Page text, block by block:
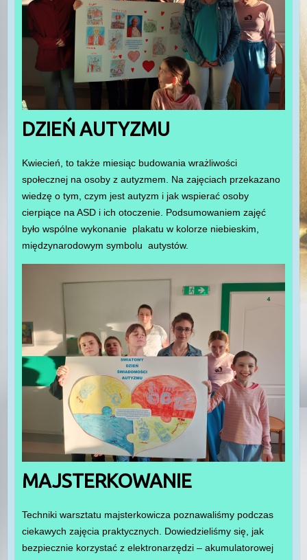
DZIEŃ AUTYZMU
Kwiecień, to także miesiąc budowania wrażliwości
społecznej na osoby z autyzmem. Na zajęciach przekazano
wiedzę o tym, czym jest autyzm i jak wspierać osoby
cierpiące na ASD i ich otoczenie. Podsumowaniem zajęć
było wspólne wykonanie plakatu w kolorze niebieskim,
międzynarodowym symbolu autystów.
MAJSTERKOWANIE
Techniki warsztatu majsterkowicza poznawaliśmy podczas
ciekawych zajęcia praktycznych. Dowiedzieliśmy się, jak
bezpiecznie korzystać z elektronarzędzi – akumulatorowej